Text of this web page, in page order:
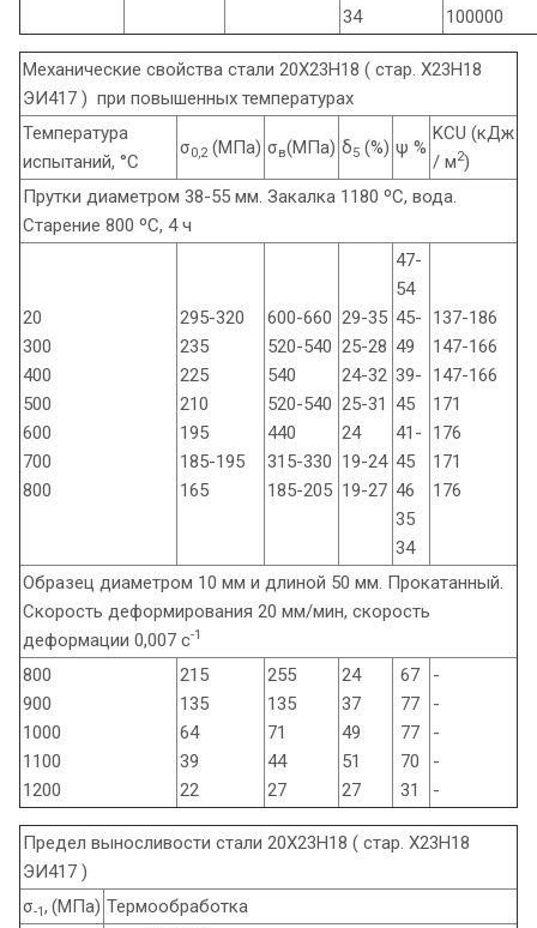
34
100000
Механические свойства стали 20Х23Н18 ( стар. Х23Н18
ЭИ417 ) при повышенных температурах
Температура
испытаний, °С
σ0,2 (МПа) σв(МПа) δ5 (%) ψ %
KCU (кДж
/ м2)
Прутки диаметром 38-55 мм. Закалка 1180 ºС, вода.
Старение 800 ºС, 4 ч
20
300
400
500
600
700
800
295-320
235
225
210
195
185-195
165
600-660
520-540
540
520-540
440
315-330
185-205
29-35
25-28
24-32
25-31
24
19-24
19-27
47-
54
45-
49
39-
45
41-
45
46
35
34
137-186
147-166
147-166
171
176
171
176
Образец диаметром 10 мм и длиной 50 мм. Прокатанный.
Скорость деформирования 20 мм/мин, скорость
деформации 0,007 с-1
800
900
1000
1100
1200
215
135
64
39
22
255
135
71
44
27
24
37
49
51
27
67
77
77
70
31
-
-
-
-
-
Предел выносливости стали 20Х23Н18 ( стар. Х23Н18
ЭИ417 )
σ-1, (МПа) Термообработка